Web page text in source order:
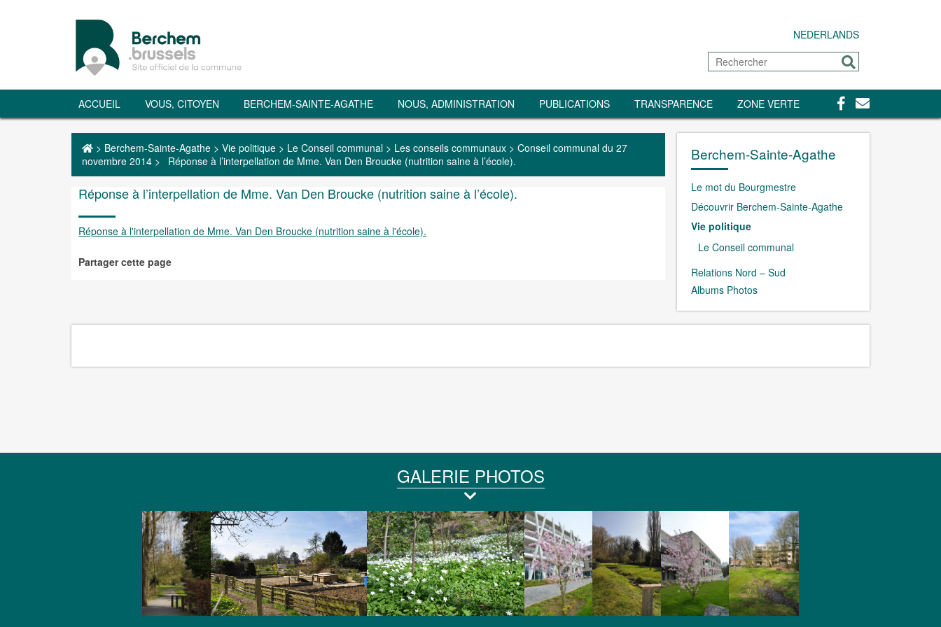
NEDERLANDS
Rechercher
Envoyer
ACCUEIL VOUS, CITOYEN BERCHEM-SAINTE-AGATHE NOUS, ADMINISTRATION PUBLICATIONS TRANSPARENCE ZONE VERTE Facebook
Contact
> Berchem-Sainte-Agathe > Vie politique > Le Conseil communal > Les conseils communaux > Conseil communal du 27
novembre 2014 > Réponse à l’interpellation de Mme. Van Den Broucke (nutrition saine à l’école).
Réponse à l’interpellation de Mme. Van Den Broucke (nutrition saine à l’école).
Réponse à l'interpellation de Mme. Van Den Broucke (nutrition saine à l'école).
Partager cette page
Berchem-Sainte-Agathe
Le mot du Bourgmestre
Découvrir Berchem-Sainte-Agathe
Vie politique
Le Conseil communal
Relations Nord – Sud
Albums Photos
GALERIE PHOTOS